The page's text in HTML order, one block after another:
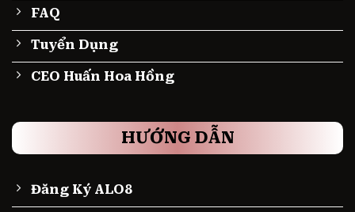
FAQ
Tuyển Dụng
CEO Huấn Hoa Hồng
HƯỚNG DẪN
Đăng Ký ALO8